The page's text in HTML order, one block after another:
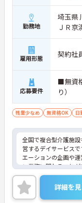
る仕組みにより、多
ことができます。
・困った時もすぐに
しの良い職場環境の
ながら業務に取り組め
・経験や年齢に関係
ら丁寧な指導を受けら
・定期的な面談やフ
取得支援制度も活用
高めながら成長を目指
【業績や日々の努力
制度」で、収入アッ
・賞与とは別に、円
ワークなどの貢献度
する独自の仕組みが
・一人ひとりの頑張
還元されるため、高い
勤務地
埼玉県
ＪＲ京
雇用形態 契約社
応募要件
■無資
り）
残業少なめ 無資格OK 日
全国で複合型介護施
営するデイサービス
エーションの企画や
い業務に関わること
とう」を直接やりが
とは別に年間17日間
れ、平日の取得もし
詳細を